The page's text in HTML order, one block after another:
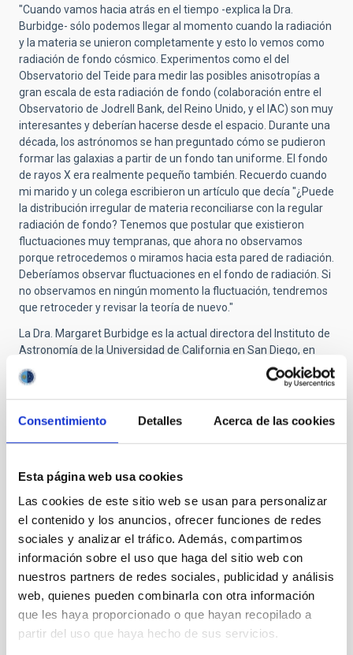
Consentimiento Detalles Acerca de las cookies
Esta página web usa cookies
Las cookies de este sitio web se usan para personalizar
el contenido y los anuncios, ofrecer funciones de redes
sociales y analizar el tráfico. Además, compartimos
información sobre el uso que haga del sitio web con
nuestros partners de redes sociales, publicidad y análisis
web, quienes pueden combinarla con otra información
que les haya proporcionado o que hayan recopilado a
partir del uso que haya hecho de sus servicios.
"Cuando vamos hacia atrás en el tiempo -explica la Dra.
Burbidge- sólo podemos llegar al momento cuando la radiación
y la materia se unieron completamente y esto lo vemos como
radiación de fondo cósmico. Experimentos como el del
Observatorio del Teide para medir las posibles anisotropías a
gran escala de esta radiación de fondo (colaboración entre el
Observatorio de Jodrell Bank, del Reino Unido, y el IAC) son muy
interesantes y deberían hacerse desde el espacio. Durante una
década, los astrónomos se han preguntado cómo se pudieron
formar las galaxias a partir de un fondo tan uniforme. El fondo
de rayos X era realmente pequeño también. Recuerdo cuando
mi marido y un colega escribieron un artículo que decía "¿Puede
la distribución irregular de materia reconciliarse con la regular
radiación de fondo? Tenemos que postular que existieron
fluctuaciones muy tempranas, que ahora no observamos
porque retrocedemos o miramos hacia esta pared de radiación.
Deberíamos observar fluctuaciones en el fondo de radiación. Si
no observamos en ningún momento la fluctuación, tendremos
que retroceder y revisar la teoría de nuevo."
La Dra. Margaret Burbidge es la actual directora del Instituto de
Astronomía de la Universidad de California en San Diego, en
Estados Unidos, y la primera mujer que dirigió el Royal
Greenwich Observatory (RGO), en Reino Unido. Esta eminente
astrónoma recuerda lo difíciles que fueron sus tiempos en el
RGO. "Cuando sugerí -comenta- que se trasladara el Telescopio
Research Council, se enojaron conmigo. Pero ahora me alegra
ver que, diez años más tarde de que yo lo propusiera, se haya
trasladado aquí, aunque en el momento que sugerí su traslado,
sólo existía el Observatorio del Teide." En efecto, el telescopio
Isaac Newton, de 2,5 metros de diámetro, está operativo en el
Observatorio del Roque de los Muchachos, en La Palma, desde
1980 y es uno de los telescopios que más ha contribuido a los
últimos avances de la Astrofísica.